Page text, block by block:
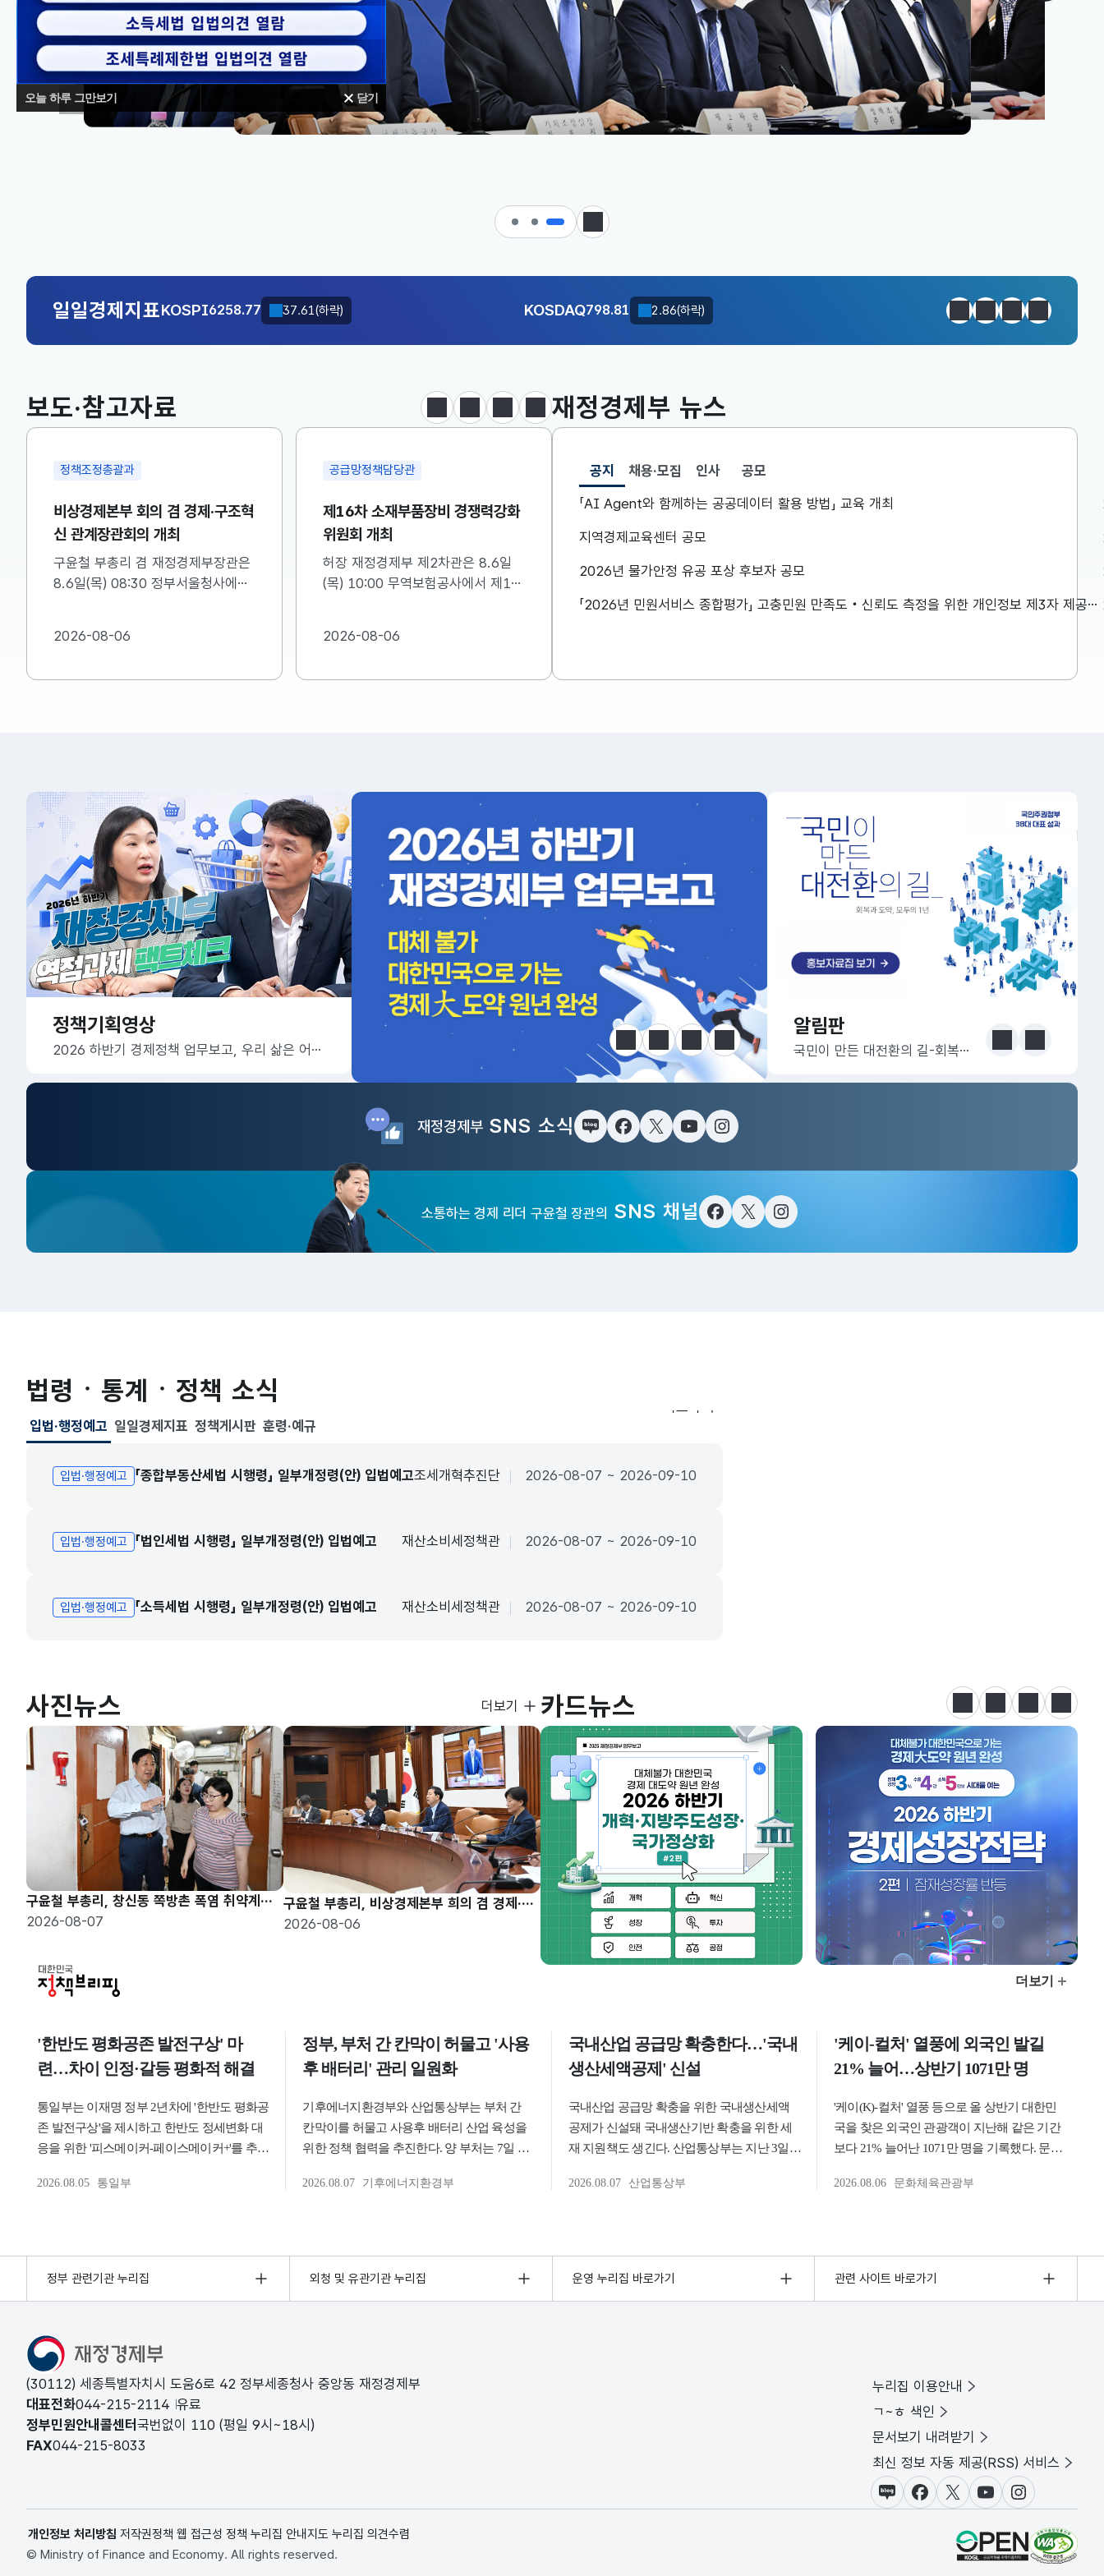
오늘 하루 그만보기 닫기
정지
일일경제지표
KOSDAQ798.81
KOSPI6258.77 37.61(하락) KOSDAQ798.81 2.86(하락)
국고채(3년)3.746 0.004(상승) 달러-원1410.6000 13.2000(하락)
국고채(3년)3.746 0.004(상승) 달러-원1410.6000 13.2000(하락)
정지이전다음일일경제지
보도·참고자료
정책조정총괄과
비상경제본부 회의 겸 경제·구조혁
신 관계장관회의 개최
구윤철 부총리 겸 재정경제부장관은
8.6일(목) 08:30 정부서울청사에서
자세한 내용은 첨부자료를 참고하여
2026-08-06
공급망정책담당관
제16차 소재부품장비 경쟁력강화
위원회 개최
허장 재정경제부 제2차관은 8.6일
(목) 10:00 무역보험공사에서 제16
첨부를 참고하시기 바랍니다....
2026-08-06
조세분석과
[보도참고] 출산·혼인세액공제 등
세제지원 제도는 종료되는 것이 아
변경됩니다.
정부는 ’26.8.3.(월) 「2026년 세제
지원하고 있는 일부 제도를 재정(예
구윤철 부총리, 창신동 쪽방촌을
계층 생활환경을 점검하였습니다. 보
정지 이전 다음 보도·참고자료 더보기
재정경제부 뉴스
공지
선택됨
공지
「AI Agent와 함께하는 공공데이터 활용 방법」 교육 개최
지역경제교육센터 공모
2026년 물가안정 유공 포상 후보자 공모
「2026년 민원서비스 종합평가」 고충민원 만족도‧신뢰도 측정을 위한 개인정보 제3자 제공사항 공고
채용·모집 인사 공모
정책기획영상
2026 하반기 경제정책 업무보고, 우리 삶은 어떻게 달라질까요? 정지 이전 다음 한눈에 보는 정책 더보기
알림판
알림판
전국민 공급망 애로 핫라인 개설
알림판
국민이 만든 대전환의 길-회복과 도약, 모두의 1년 이전 다음
재정경제부 SNS 소식 블로그페이스북트위터(X)
유튜브인스타그램
소통하는 경제 리더 구윤철 장관의 SNS 채널 페이스북트위터(X)인스타그램
법령ㆍ통계ㆍ정책 소식
입법·행정예고
선택됨
입법·행정예고
입법·행정예고 「종합부동산세법 시행령」 일부개정령(안) 입법예고조세개혁추진단 2026-08-07 ~ 2026-09-10
입법·행정예고 「법인세법 시행령」 일부개정령(안) 입법예고 재산소비세정책관 2026-08-07 ~ 2026-09-10
입법·행정예고 「소득세법 시행령」 일부개정령(안) 입법예고 재산소비세정책관 2026-08-07 ~ 2026-09-10
더보기
일일경제지표 정책게시판 훈령·예규
사진뉴스
구윤철 부총리, 창신동 쪽방촌 폭염 취약계층 현장방문
2026-08-07
구윤철 부총리, 비상경제본부 희의 겸 경제·구조혁신 관계장관회의 주재
2026-08-06
사진뉴스
더보기 카드뉴스 정지 이전 다음 카드뉴
정부 관련기관 누리집 외청 및 유관기관 누리집 운영 누리집 바로가기 관련 사이트 바로가기
(30112) 세종특별자치시 도움6로 42 정부세종청사 중앙동 재정경제부
대표전화044-215-2114 유료
정부민원안내콜센터 국번없이 110 (평일 9시~18시)
FAX044-215-8033
누리집 이용안내
ㄱ~ㅎ 색인
문서보기 내려받기
최신 정보 자동 제공(RSS) 서비스
블로그페이스북X(트위터)
유튜브인스타그램
개인정보 처리방침 저작권정책 웹 접근성 정책 누리집 안내지도 누리집 의견수렴
© Ministry of Finance and Economy. All rights reserved.